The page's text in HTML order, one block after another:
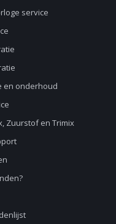
service
en onderhoud
Zuurstof en Trimix